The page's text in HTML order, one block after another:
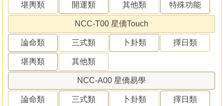
堪輿類 開運類 其他類 特殊功能
NCC-T00 星僑Touch
論命類 三式類 卜卦類 擇日類
堪輿類 其他類
NCC-A00 星僑易學
論命類 三式類 卜卦類 擇日類